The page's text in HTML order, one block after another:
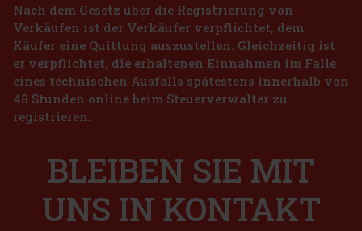
Nach dem Gesetz über die Registrierung von
Verkäufen ist der Verkäufer verpflichtet, dem
Käufer eine Quittung auszustellen. Gleichzeitig ist
er verpflichtet, die erhaltenen Einnahmen im Falle
eines technischen Ausfalls spätestens innerhalb von
48 Stunden online beim Steuerverwalter zu
registrieren.
BLEIBEN SIE MIT
UNS IN KONTAKT